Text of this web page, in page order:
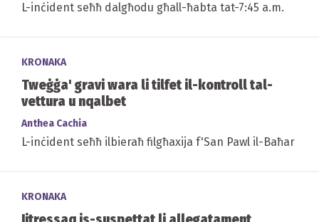
L-inċident seħħ dalgħodu għall-ħabta tat-7:45 a.m.
KRONAKA
Tweġġa' gravi wara li tilfet il-kontroll tal-
vettura u nqalbet
Anthea Cachia
L-inċident seħħ ilbieraħ filgħaxija f'San Pawl il-Baħar
KRONAKA